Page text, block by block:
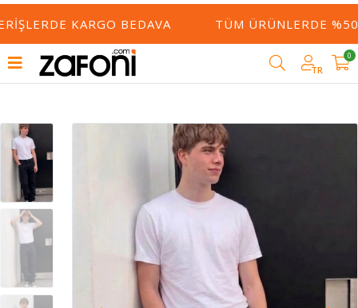
KARGO BEDAVA TÜM ÜRÜNLERDE %50
TR
0